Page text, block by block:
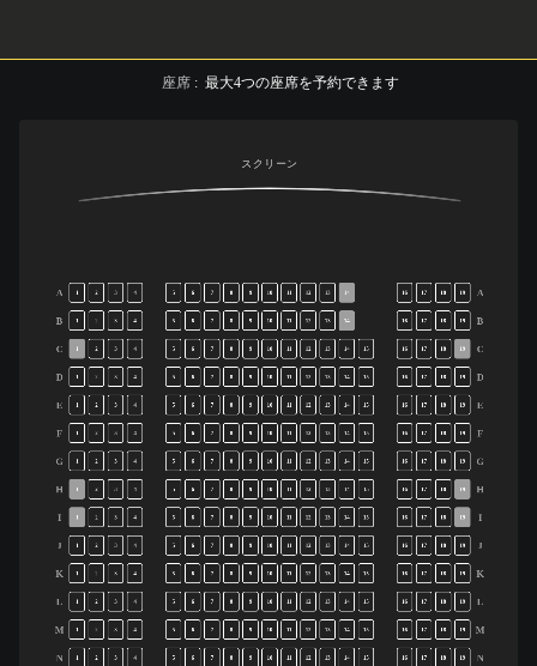
座席 : 最大4つの座席を予約できます
スクリーン
A
B
C
D
E
F
G
H
I
J
K
L
M
N
A
B
C
D
E
F
G
H
I
J
K
L
M
N
1 2 3 4 5 6 7 8 9 10 11 12 13 14 16 17 18 19
1 2 3 4 5 6 7 8 9 10 11 12 13 14 16 17 18 19
1 2 3 4 5 6 7 8 9 10 11 12 13 14 15 16 17 18 19
1 2 3 4 5 6 7 8 9 10 11 12 13 14 15 16 17 18 19
2 3 4 5 6 7 8 9 10 12 13 14 15 16 17 18 19
1 2 3 4 5 6 7 8 9 10 11 12 13 14 15 16 17 18 19
2 3 4 5 6 7 8 9 10 12 13 14 15 16 17 18 19
1 2 3 4 5 6 7 8 9 10 11 12 13 14 15 16 17 18 19
2 3 5 6 7 9 10 11 12 13 14 15 16 17 18
1 2 3 4 5 6 7 8 9 10 11 12 13 14 15 16 17 18 19
1 2 3 4 5 6 7 8 9 10 11 12 13 14 15 16 17 18 19
1 2 3 4 5 6 7 8 9 10 11 12 13 14 15 16 17 18 19
1 2 3 4 5 6 7 8 9 10 11 12 13 14 15 16 17 18 19
1 2 3 4 5 6 7 8 9 10 12 13 14 15 16 17 18 19